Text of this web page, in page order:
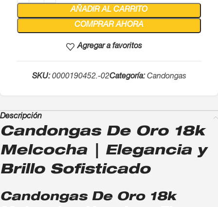
AÑADIR AL CARRITO
COMPRAR AHORA
Agregar a favoritos
SKU:0000190452.-02Categoría: Candongas
Descripción
Candongas De Oro 18k
Melcocha | Elegancia y
Brillo Sofisticado
Candongas De Oro 18k